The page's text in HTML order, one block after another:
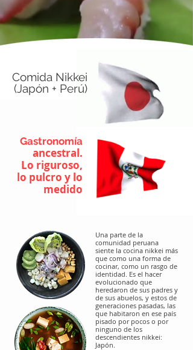
Gastronomía
ancestral.
Lo riguroso,
lo pulcro y lo
medido
Comida Nikkei
(Japón + Perú)
Una parte de la
comunidad peruana
siente la cocina nikkei más
que como una forma de
cocinar, como un rasgo de
identidad. Es el hacer
evolucionado que
heredaron de sus padres y
de sus abuelos, y estos de
generaciones pasadas, las
que habitaron en ese país
pisado por pocos o por
ninguno de los
descendientes nikkei:
Japón.